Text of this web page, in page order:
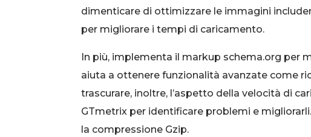
dimenticare di ottimizzare le immagini
per migliorare i tempi di caricamento.
In più, implementa il markup schema.org per
aiuta a ottenere funzionalità avanzate come
trascurare, inoltre, l’aspetto della velocità di
GTmetrix per identificare problemi e
la compressione Gzip.